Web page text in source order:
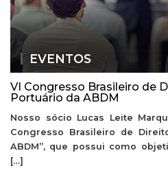
EVENTOS
VI Congresso Brasileiro de
Portuário da ABDM
Nosso sócio Lucas Leite
Congresso Brasileiro de
ABDM”, que possui como
[…]